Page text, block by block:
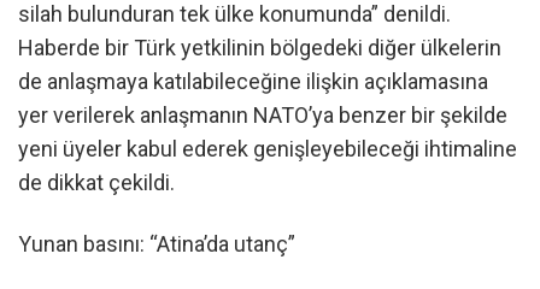
silah bulunduran tek ülke konumunda” denildi.
Haberde bir Türk yetkilinin bölgedeki diğer ülkelerin
de anlaşmaya katılabileceğine ilişkin açıklamasına
yer verilerek anlaşmanın NATO’ya benzer bir şekilde
yeni üyeler kabul ederek genişleyebileceği ihtimaline
de dikkat çekildi.
Yunan basını: “Atina’da utanç”